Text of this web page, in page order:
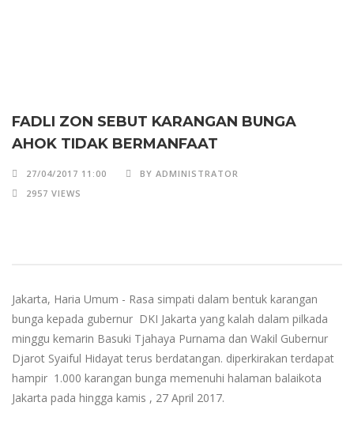
FADLI ZON SEBUT KARANGAN BUNGA
AHOK TIDAK BERMANFAAT
27/04/2017 11:00
BY ADMINISTRATOR
2957 VIEWS
Jakarta, Haria Umum - Rasa simpati dalam bentuk karangan
bunga kepada gubernur DKI Jakarta yang kalah dalam pilkada
minggu kemarin Basuki Tjahaya Purnama dan Wakil Gubernur
Djarot Syaiful Hidayat terus berdatangan. diperkirakan terdapat
hampir 1.000 karangan bunga memenuhi halaman balaikota
Jakarta pada hingga kamis , 27 April 2017.